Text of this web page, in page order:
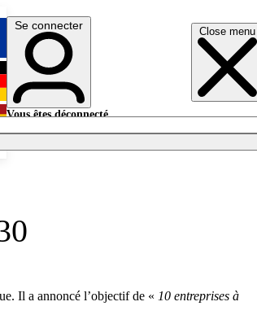
Close menu
English
Deutsch
Se connecter
Vous êtes déconnecté.
Il a annoncé l’objectif de « 10 entreprises à